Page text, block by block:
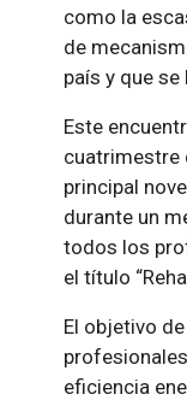
como la
de
país y que
Este
cuatrimestre
principal
durante un
todos los
el título
El objetivo
eficiencia